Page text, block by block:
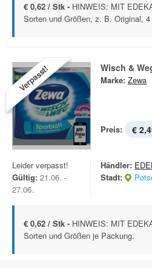
€ 0,62 / Stk - HINWEIS: MIT
Sorten und Größen, z. B. Original,
Verpasst! Wisch &
Marke: Zewa
Preis: €
Leider verpasst!
Gültig: 21.06. -
27.06.
Händler:
Stadt:
€ 0,62 / Stk - HINWEIS: MIT
Sorten und Größen je Packung.